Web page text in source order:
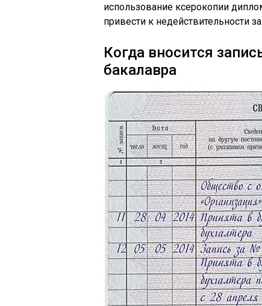
использование ксерокопии
привести к недействительности
Когда вносится
бакалавра